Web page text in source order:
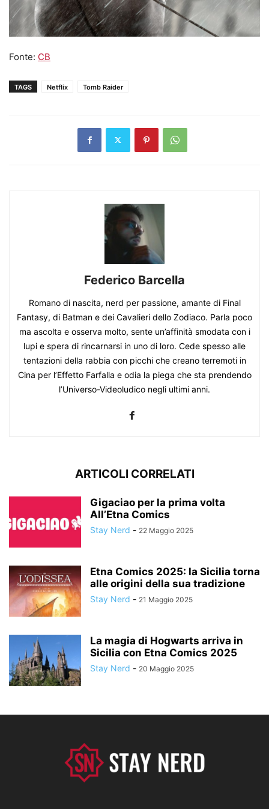
Fonte: CB
TAGS Netflix Tomb Raider
Federico Barcella
Romano di nascita, nerd per passione, amante di Final
Fantasy, di Batman e dei Cavalieri dello Zodiaco. Parla poco
ma ascolta e osserva molto, sente un’affinità smodata con i
lupi e spera di rincarnarsi in uno di loro. Cede spesso alle
tentazioni della rabbia con picchi che creano terremoti in
Cina per l’Effetto Farfalla e odia la piega che sta prendendo
l’Universo-Videoludico negli ultimi anni.
ARTICOLI CORRELATI
Gigaciao per la prima volta
All’Etna Comics
Stay Nerd - 22 Maggio 2025
Etna Comics 2025: la Sicilia torna
alle origini della sua tradizione
Stay Nerd - 21 Maggio 2025
La magia di Hogwarts arriva in
Sicilia con Etna Comics 2025
Stay Nerd - 20 Maggio 2025